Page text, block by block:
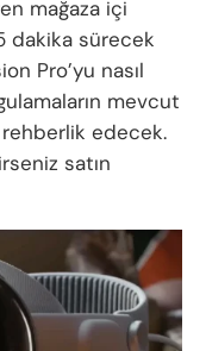
mağaza içi
dakika sürecek
Pro’yu nasıl
mevcut
rehberlik edecek.
satın